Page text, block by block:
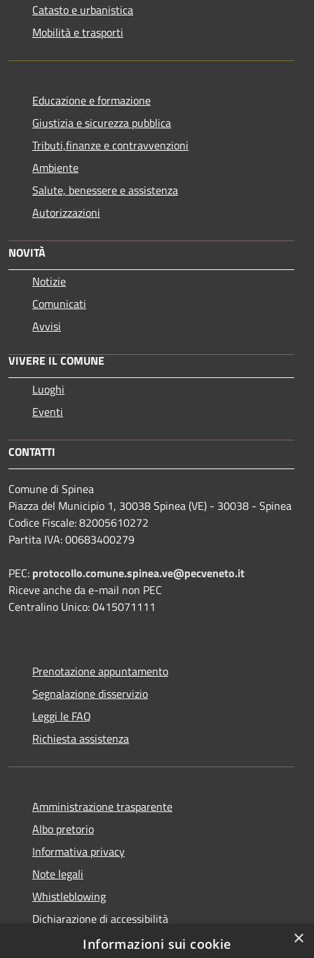
Catasto e urbanistica
Mobilità e trasporti
Educazione e formazione
Giustizia e sicurezza pubblica
Tributi,finanze e contravvenzioni
Ambiente
Salute, benessere e assistenza
Autorizzazioni
NOVITÀ
Notizie
Comunicati
Avvisi
VIVERE IL COMUNE
Luoghi
Eventi
CONTATTI
Comune di Spinea
Piazza del Municipio 1, 30038 Spinea (VE) - 30038 - Spinea
Codice Fiscale: 82005610272
Partita IVA: 00683400279
PEC: protocollo.comune.spinea.ve@pecveneto.it
Riceve anche da e-mail non PEC
Centralino Unico: 0415071111
Prenotazione appuntamento
Segnalazione disservizio
Leggi le FAQ
Richiesta assistenza
Amministrazione trasparente
Albo pretorio
Informativa privacy
Note legali
Whistleblowing
Dichiarazione di accessibilità
Obiettivi di accessibilità
×
Informazioni sui cookie